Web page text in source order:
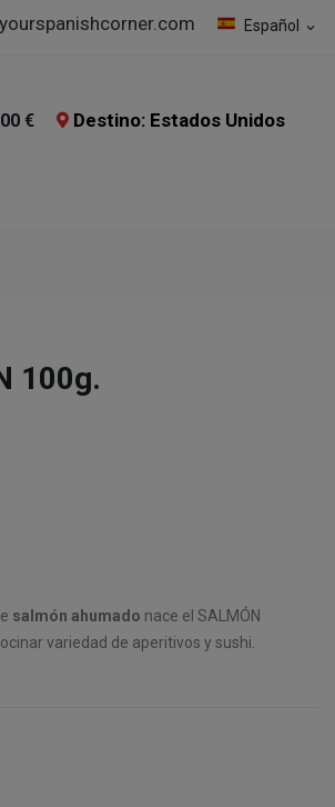
Español expand_more
€ Destino: Estados Unidos
100g.
salmón ahumado nace el SALMÓN
variedad de aperitivos y sushi.